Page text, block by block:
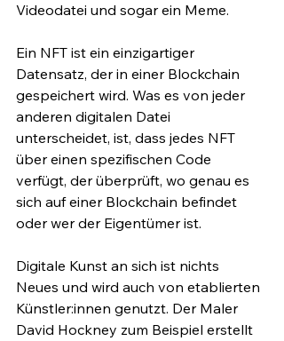
Videodatei und sogar ein Meme.
Ein NFT ist ein einzigartiger
Datensatz, der in einer Blockchain
gespeichert wird. Was es von jeder
anderen digitalen Datei
unterscheidet, ist, dass jedes NFT
über einen spezifischen Code
verfügt, der überprüft, wo genau es
sich auf einer Blockchain befindet
oder wer der Eigentümer ist.
Digitale Kunst an sich ist nichts
Neues und wird auch von etablierten
Künstler:innen genutzt. Der Maler
David Hockney zum Beispiel erstellt